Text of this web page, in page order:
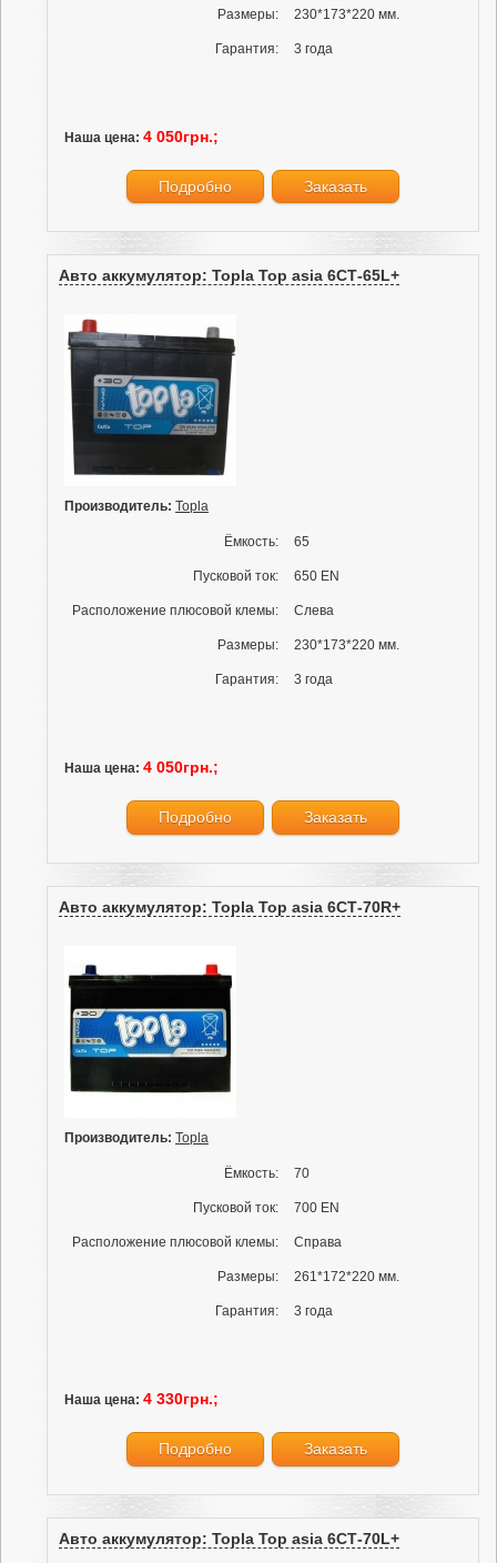
Размеры: 230*173*220 мм.
Гарантия: 3 года
Наша цена: 4 050грн.;
Подробно Заказать
Авто аккумулятор: Topla Top asia 6СТ-65L+
Производитель: Topla
Ёмкость: 65
Пусковой ток: 650 EN
Расположение плюсовой клемы: Слева
Размеры: 230*173*220 мм.
Гарантия: 3 года
Наша цена: 4 050грн.;
Подробно Заказать
Авто аккумулятор: Topla Top asia 6СТ-70R+
Производитель: Topla
Ёмкость: 70
Пусковой ток: 700 EN
Расположение плюсовой клемы: Справа
Размеры: 261*172*220 мм.
Гарантия: 3 года
Наша цена: 4 330грн.;
Подробно Заказать
Авто аккумулятор: Topla Top asia 6СТ-70L+